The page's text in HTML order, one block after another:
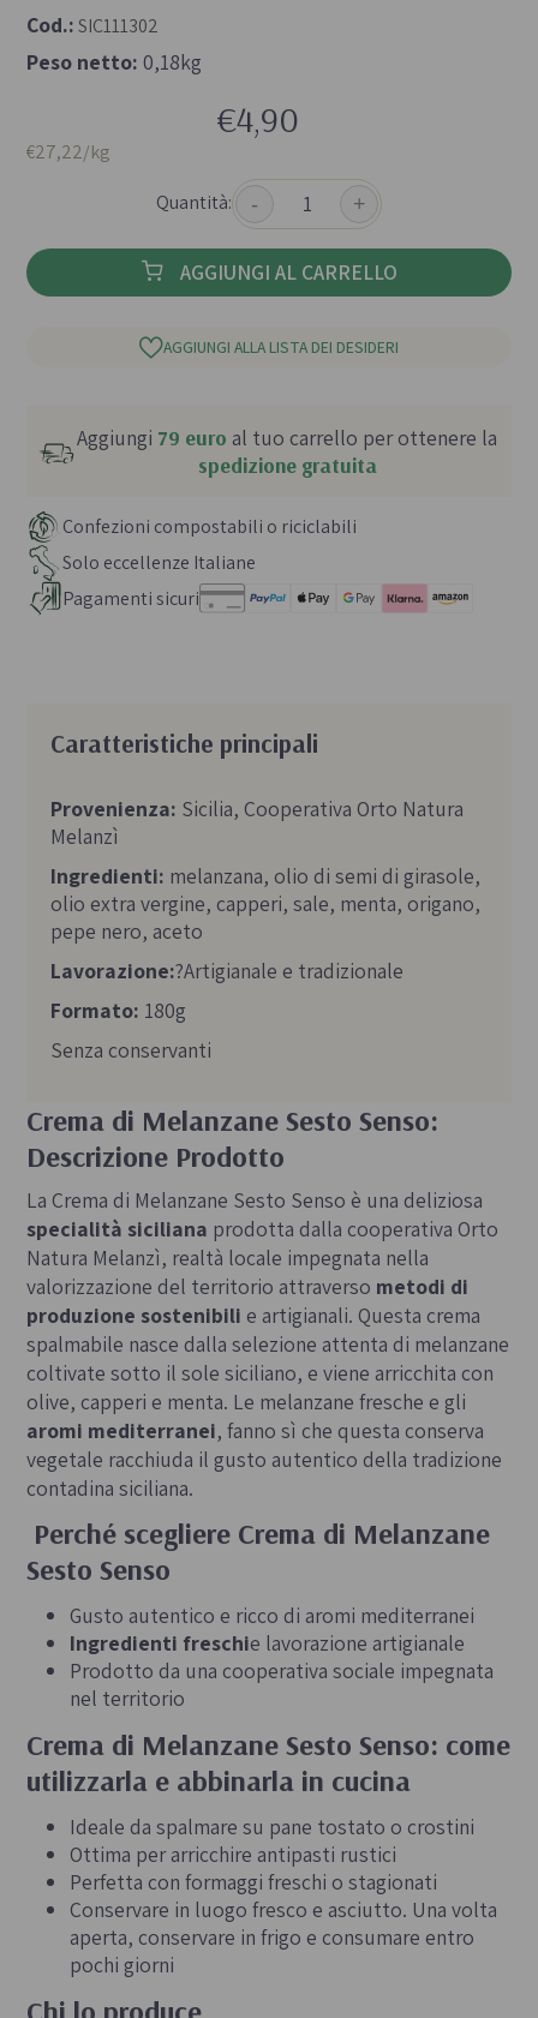
Cod.: SIC111302
Peso netto: 0,18kg
€4,90
€27,22/kg
Quantità:
- +
AGGIUNGI AL CARRELLO
AGGIUNGI ALLA LISTA DEI DESIDERI
Aggiungi 79 euro al tuo carrello per ottenere la
spedizione gratuita
Confezioni compostabili o riciclabili
Solo eccellenze Italiane
Pagamenti sicuri
Crema di Melanzane Sesto Senso:
Descrizione Prodotto
La Crema di Melanzane Sesto Senso è una deliziosa
specialità siciliana prodotta dalla cooperativa Orto
Natura Melanzì, realtà locale impegnata nella
valorizzazione del territorio attraverso metodi di
produzione sostenibili e artigianali. Questa crema
spalmabile nasce dalla selezione attenta di melanzane
coltivate sotto il sole siciliano, e viene arricchita con
olive, capperi e menta. Le melanzane fresche e gli
aromi mediterranei, fanno sì che questa conserva
vegetale racchiuda il gusto autentico della tradizione
contadina siciliana.
Perché scegliere Crema di Melanzane
Sesto Senso
Gusto autentico e ricco di aromi mediterranei
Ingredienti freschie lavorazione artigianale
Prodotto da una cooperativa sociale impegnata
nel territorio
Crema di Melanzane Sesto Senso: come
utilizzarla e abbinarla in cucina
Ideale da spalmare su pane tostato o crostini
Ottima per arricchire antipasti rustici
Perfetta con formaggi freschi o stagionati
Conservare in luogo fresco e asciutto. Una volta
aperta, conservare in frigo e consumare entro
pochi giorni
Chi lo produce
Caratteristiche principali
Provenienza: Sicilia, Cooperativa Orto Natura
Melanzì
Ingredienti: melanzana, olio di semi di girasole,
olio extra vergine, capperi, sale, menta, origano,
pepe nero, aceto
Lavorazione:?Artigianale e tradizionale
Formato: 180g
Senza conservanti